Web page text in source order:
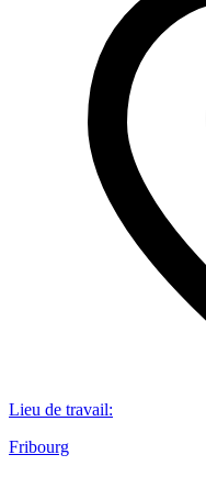
Lieu de travail:
Fribourg